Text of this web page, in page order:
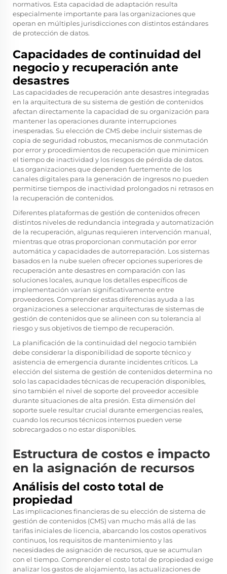
normativos. Esta capacidad de adaptación resulta
especialmente importante para las organizaciones que
operan en múltiples jurisdicciones con distintos estándares
de protección de datos.
Capacidades de continuidad del
negocio y recuperación ante
desastres
Las capacidades de recuperación ante desastres integradas
en la arquitectura de su sistema de gestión de contenidos
afectan directamente la capacidad de su organización para
mantener las operaciones durante interrupciones
inesperadas. Su elección de CMS debe incluir sistemas de
copia de seguridad robustos, mecanismos de conmutación
por error y procedimientos de recuperación que minimicen
el tiempo de inactividad y los riesgos de pérdida de datos.
Las organizaciones que dependen fuertemente de los
canales digitales para la generación de ingresos no pueden
permitirse tiempos de inactividad prolongados ni retrasos en
la recuperación de contenidos.
Diferentes plataformas de gestión de contenidos ofrecen
distintos niveles de redundancia integrada y automatización
de la recuperación, algunas requieren intervención manual,
mientras que otras proporcionan conmutación por error
automática y capacidades de autorreparación. Los sistemas
basados en la nube suelen ofrecer opciones superiores de
recuperación ante desastres en comparación con las
soluciones locales, aunque los detalles específicos de
implementación varían significativamente entre
proveedores. Comprender estas diferencias ayuda a las
organizaciones a seleccionar arquitecturas de sistemas de
gestión de contenidos que se alineen con su tolerancia al
riesgo y sus objetivos de tiempo de recuperación.
La planificación de la continuidad del negocio también
debe considerar la disponibilidad de soporte técnico y
asistencia de emergencia durante incidentes críticos. La
elección del sistema de gestión de contenidos determina no
solo las capacidades técnicas de recuperación disponibles,
sino también el nivel de soporte del proveedor accesible
durante situaciones de alta presión. Esta dimensión del
soporte suele resultar crucial durante emergencias reales,
cuando los recursos técnicos internos pueden verse
sobrecargados o no estar disponibles.
Estructura de costos e impacto
en la asignación de recursos
Análisis del costo total de
propiedad
Las implicaciones financieras de su elección de sistema de
gestión de contenidos (CMS) van mucho más allá de las
tarifas iniciales de licencia, abarcando los costos operativos
continuos, los requisitos de mantenimiento y las
necesidades de asignación de recursos, que se acumulan
con el tiempo. Comprender el costo total de propiedad exige
analizar los gastos de alojamiento, las actualizaciones de